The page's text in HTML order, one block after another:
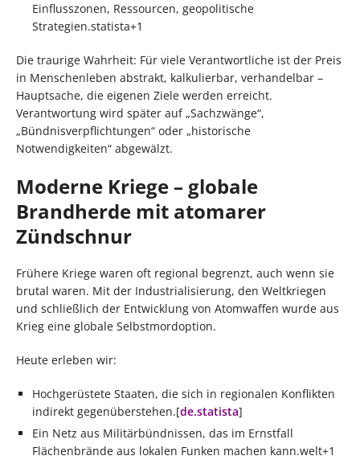
Einflusszonen, Ressourcen, geopolitische
Strategien.statista+1
Die traurige Wahrheit: Für viele Verantwortliche ist der Preis
in Menschenleben abstrakt, kalkulierbar, verhandelbar –
Hauptsache, die eigenen Ziele werden erreicht.
Verantwortung wird später auf „Sachzwänge“,
„Bündnisverpflichtungen“ oder „historische
Notwendigkeiten“ abgewälzt.
Moderne Kriege – globale
Brandherde mit atomarer
Zündschnur
Frühere Kriege waren oft regional begrenzt, auch wenn sie
brutal waren. Mit der Industrialisierung, den Weltkriegen
und schließlich der Entwicklung von Atomwaffen wurde aus
Krieg eine globale Selbstmordoption.
Heute erleben wir:
Hochgerüstete Staaten, die sich in regionalen Konflikten
indirekt gegenüberstehen.[de.statista]​
Ein Netz aus Militärbündnissen, das im Ernstfall
Flächenbrände aus lokalen Funken machen kann.welt+1